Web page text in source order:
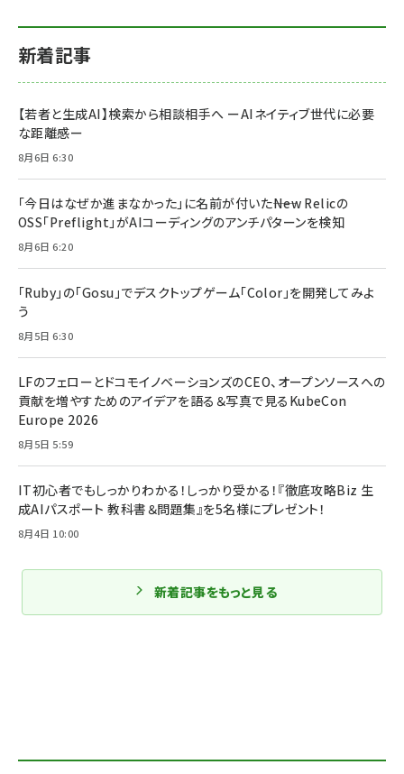
新着記事
【若者と生成AI】検索から相談相手へ ーAIネイティブ世代に必要
な距離感ー
8月6日 6:30
「今日はなぜか進まなかった」に名前が付いた――New Relicの
OSS「Preflight」がAIコーディングのアンチパターンを検知
8月6日 6:20
「Ruby」の「Gosu」でデスクトップゲーム「Color」を開発してみよ
う
8月5日 6:30
LFのフェローとドコモイノベーションズのCEO、オープンソースへの
貢献を増やすためのアイデアを語る＆写真で見るKubeCon
Europe 2026
8月5日 5:59
IT初心者でもしっかりわかる！しっかり受かる！『徹底攻略Biz 生
成AIパスポート 教科書＆問題集』を5名様にプレゼント！
8月4日 10:00
新着記事をもっと見る